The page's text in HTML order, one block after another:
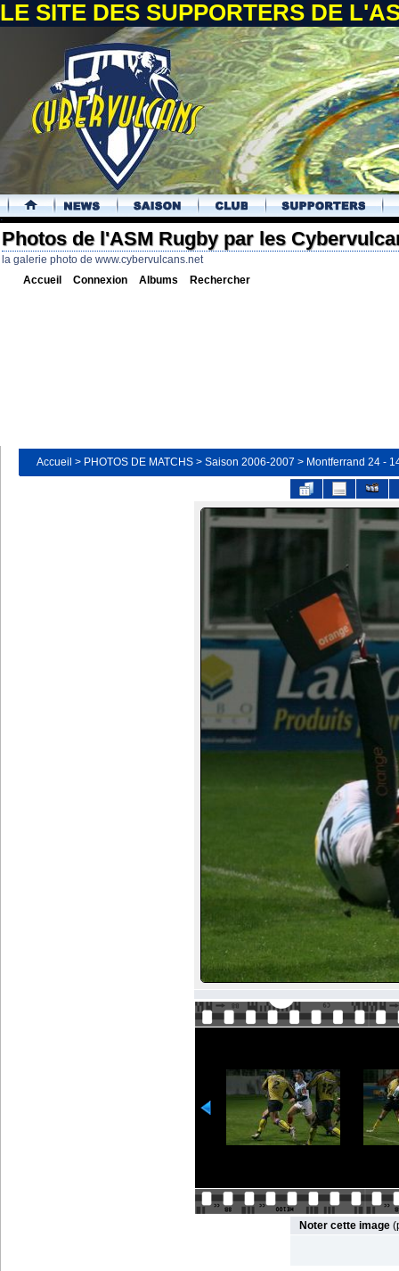
LE SITE DES SUPPORTERS DE
.
Photos de l'ASM Rugby par les
la galerie photo de www.cybervulcans.net
Accueil Connexion Albums Rechercher
Accueil > PHOTOS DE MATCHS > Saison 2006-2007 > Montferrand 24 -
Noter cette image